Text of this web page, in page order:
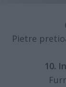
Pietre
10.